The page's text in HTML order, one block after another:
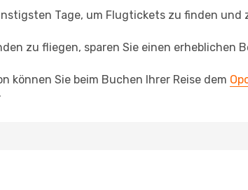
Tage, um Flugtickets zu finden und
zu fliegen, sparen Sie einen erheblichen
können Sie beim Buchen Ihrer Reise dem